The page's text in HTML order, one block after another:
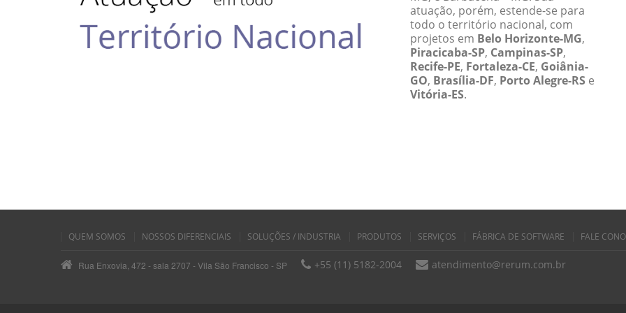
atuação, porém, estende-se para
todo o território nacional, com
projetos em Belo Horizonte-MG,
Piracicaba-SP, Campinas-SP,
Recife-PE, Fortaleza-CE, Goiânia-
GO, Brasília-DF, Porto Alegre-RS e
Vitória-ES.
QUEM SOMOS NOSSOS DIFERENCIAIS SOLUÇÕES / INDUSTRIA PRODUTOS SERVIÇOS FÁBRICA DE SOFTWARE FALE
Rua Enxovia, 472 - sala 2707 - Vila São Francisco - SP +55 (11) 5182-2004 atendimento@rerum.com.br